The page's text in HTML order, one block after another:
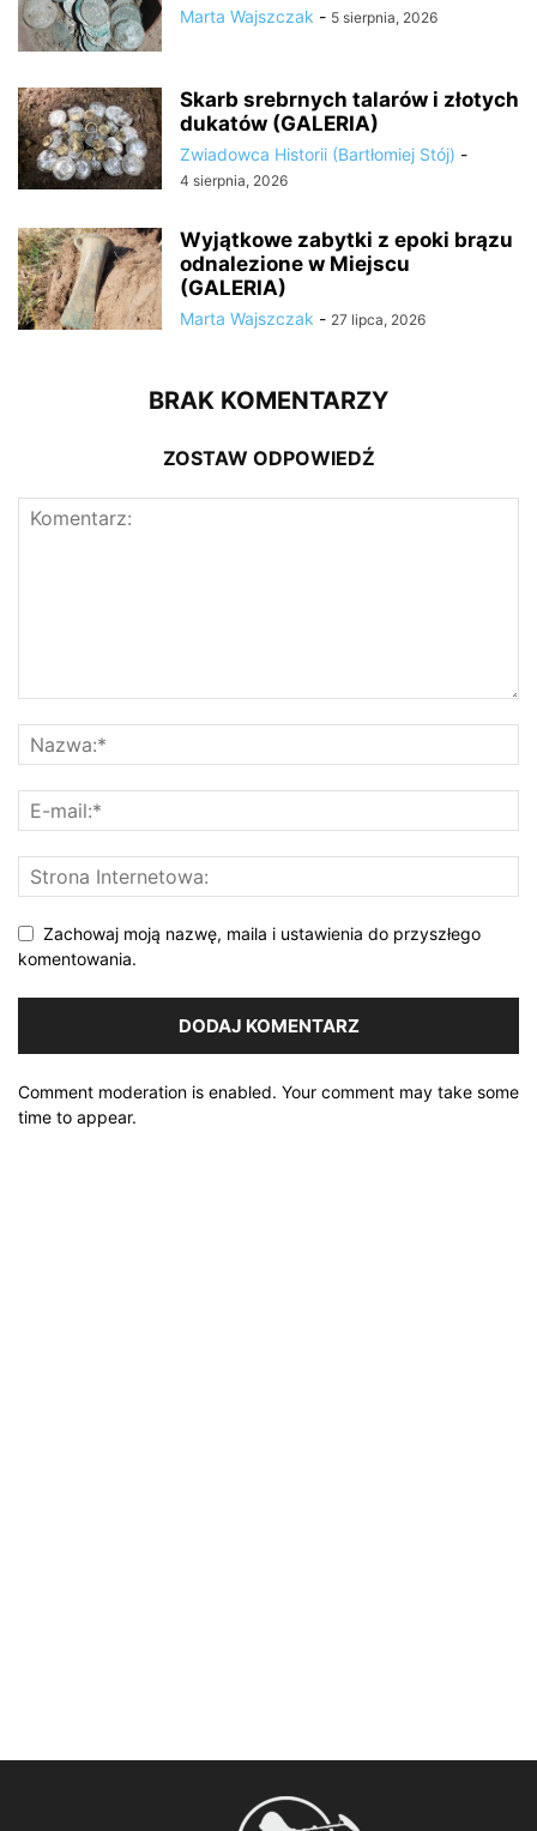
Marta Wajszczak - 5 sierpnia, 2026
Skarb srebrnych talarów i złotych
dukatów (GALERIA)
Zwiadowca Historii (Bartłomiej Stój) -
4 sierpnia, 2026
Wyjątkowe zabytki z epoki brązu
odnalezione w Miejscu
(GALERIA)
Marta Wajszczak - 27 lipca, 2026
BRAK KOMENTARZY
ZOSTAW ODPOWIEDŹ
Zachowaj moją nazwę, maila i ustawienia do przyszłego
komentowania.
Comment moderation is enabled. Your comment may take some
time to appear.